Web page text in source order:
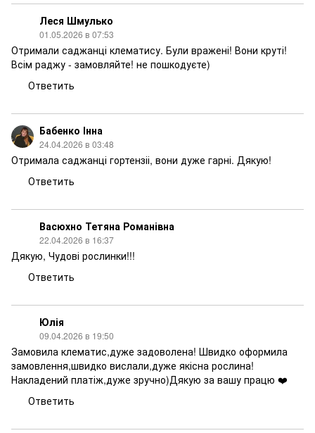
Леся Шмулько
01.05.2026 в 07:53
Отримали саджанці клематису. Були вражені! Вони круті!
Всім раджу - замовляйте! не пошкодуєте)
Ответить
Бабенко Інна
24.04.2026 в 03:48
Отримала саджанці гортензіі, вони дуже гарні. Дякую!
Ответить
Васюхно Тетяна Романівна
22.04.2026 в 16:37
Дякую, Чудові рослинки!!!
Ответить
Юлія
09.04.2026 в 19:50
Замовила клематис,дуже задоволена! Швидко оформила
замовлення,швидко вислали,дуже якісна рослина!
Накладений платіж,дуже зручно)Дякую за вашу працю ❤️
Ответить